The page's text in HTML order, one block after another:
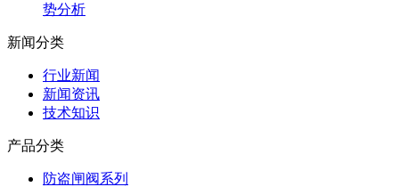
势分析
新闻分类
行业新闻
新闻资讯
技术知识
产品分类
防盗闸阀系列